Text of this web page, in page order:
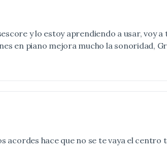
y lo estoy aprendiendo a usar, voy
en piano mejora mucho la sonoridad,
hace que no se te vaya el centro